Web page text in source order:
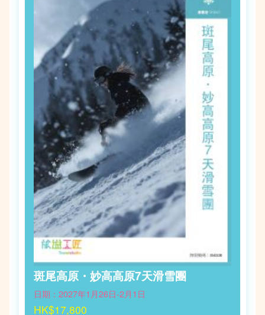
斑尾高原・妙高高原7天滑雪團
日期：2027年1月26日-2月1日
HK$17,800